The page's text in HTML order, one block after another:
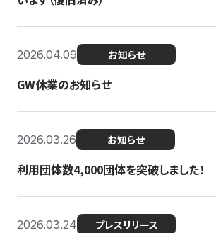
2026.04.09 お知らせ
GW休業のお知らせ
2026.03.26 お知らせ
利用団体数4,000団体を突破しました！
2026.03.24 プレスリリース